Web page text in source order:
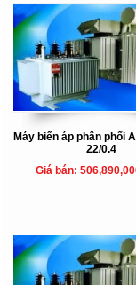
Máy biến áp phân phối
22/0.4
Giá bán: